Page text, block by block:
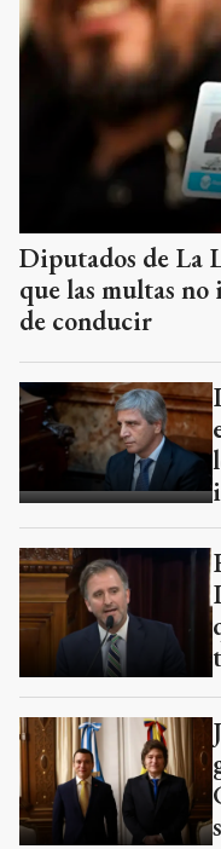
Diputados de La
que las multas
de conducir